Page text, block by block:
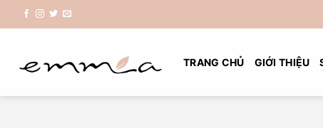
Chuyển
đến
dung
TRANG CHỦ GIỚI THIỆU